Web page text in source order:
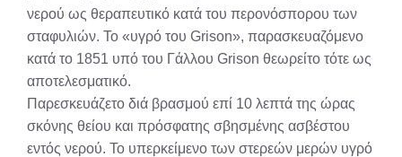
νερού ως θεραπευτικό κατά του περονόσπορου των
σταφυλιών. Το «υγρό του Grison», παρασκευαζόμενο
κατά το 1851 υπό του Γάλλου Grison θεωρείτο τότε ως
αποτελεσματικό.
Παρεσκευάζετο διά βρασμού επί 10 λεπτά της ώρας
σκόνης θείου και πρόσφατης σβησμένης ασβέστου
εντός νερού. Το υπερκείμενο των στερεών μερών υγρό